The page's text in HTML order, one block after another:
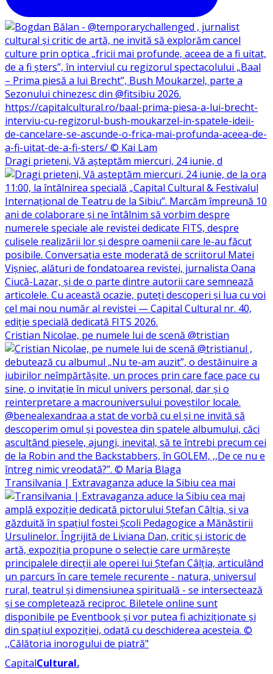
Dragi prieteni, Vă așteptăm miercuri, 24 iunie, d
Cristian Nicolae, pe numele lui de scenă @tristian
Transilvania | Extravaganza aduce la Sibiu cea mai
CapitalCultural.